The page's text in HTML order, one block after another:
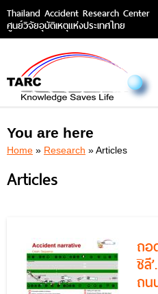
Thailand Accident Research Center
ศูนย์วิจัยอุบัติเหตุแห่งประเทศไทย
You are here
Home » Research » Articles
Articles
ถอ
ชิลี
ถน